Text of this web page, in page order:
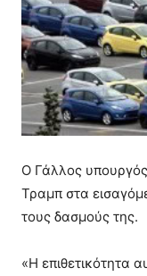
Ο Γάλλος
Τραμπ στα
τους δασμούς της.
«Η επιθετικότητα